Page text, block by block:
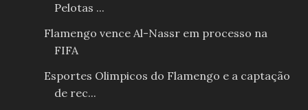
Pelotas ...
Flamengo vence Al-Nassr em processo na
FIFA
Esportes Olimpicos do Flamengo e a captação
de rec...